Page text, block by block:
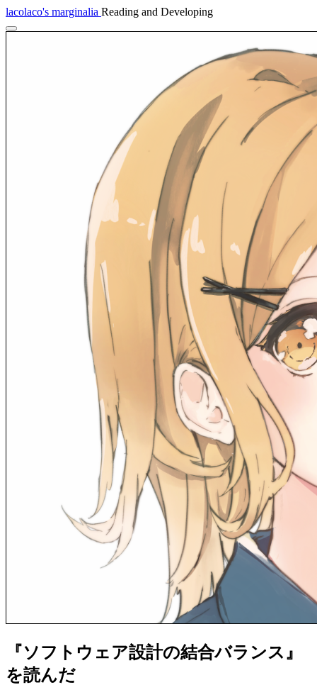
lacolaco's marginalia Reading and Developing
『ソフトウェア設計の結合バランス』
を読んだ